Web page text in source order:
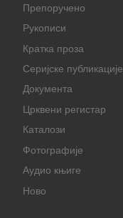
Препоручено
Рукописи
Кратка проза
Серијске публикације
Документа
Црквени регистар
Каталози
Фотографије
Аудио књиге
Ново